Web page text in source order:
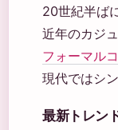
20世紀半ば
近年のカジ
フォーマル
現代ではシ
最新トレン